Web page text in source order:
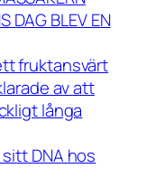
DAG BLEV EN
fruktansvärt
av att
långa
DNA hos